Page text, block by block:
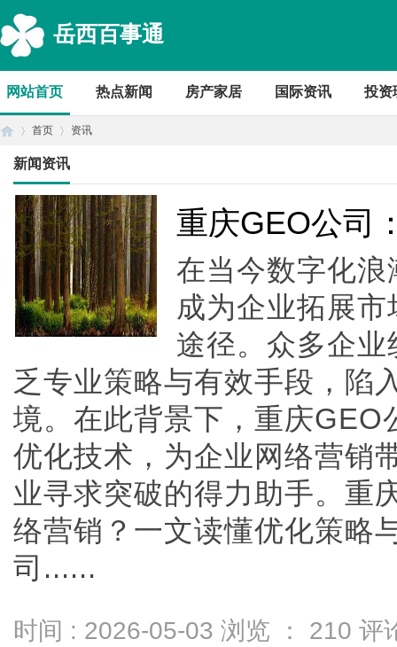
岳西百事通
网站首页 热点新闻 房产家居 国际资讯 投资
首页
›
资讯
新闻资讯
重庆GEO公司
在当今数字化
成为企业拓展
途径。众多企
乏专业策略与有效手段，陷
境。在此背景下，重庆GEO
优化技术，为企业网络营销
业寻求突破的得力助手。重
络营销？一文读懂优化策略
司......
时间 : 2026-05-03 浏览 ： 210 评